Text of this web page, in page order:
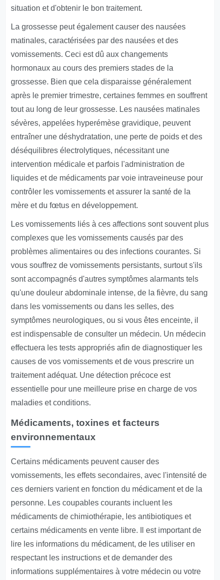
situation et d'obtenir le bon traitement.
La grossesse peut également causer des nausées
matinales, caractérisées par des nausées et des
vomissements. Ceci est dû aux changements
hormonaux au cours des premiers stades de la
grossesse. Bien que cela disparaisse généralement
après le premier trimestre, certaines femmes en souffrent
tout au long de leur grossesse. Les nausées matinales
sévères, appelées hyperémèse gravidique, peuvent
entraîner une déshydratation, une perte de poids et des
déséquilibres électrolytiques, nécessitant une
intervention médicale et parfois l'administration de
liquides et de médicaments par voie intraveineuse pour
contrôler les vomissements et assurer la santé de la
mère et du fœtus en développement.
Les vomissements liés à ces affections sont souvent plus
complexes que les vomissements causés par des
problèmes alimentaires ou des infections courantes. Si
vous souffrez de vomissements persistants, surtout s'ils
sont accompagnés d'autres symptômes alarmants tels
qu'une douleur abdominale intense, de la fièvre, du sang
dans les vomissements ou dans les selles, des
symptômes neurologiques, ou si vous êtes enceinte, il
est indispensable de consulter un médecin. Un médecin
effectuera les tests appropriés afin de diagnostiquer les
causes de vos vomissements et de vous prescrire un
traitement adéquat. Une détection précoce est
essentielle pour une meilleure prise en charge de vos
maladies et conditions.
Médicaments, toxines et facteurs
environnementaux
Certains médicaments peuvent causer des
vomissements, les effets secondaires, avec l'intensité de
ces derniers varient en fonction du médicament et de la
personne. Les coupables courants incluent les
médicaments de chimiothérapie, les antibiotiques et
certains médicaments en vente libre. Il est important de
lire les informations du médicament, de les utiliser en
respectant les instructions et de demander des
informations supplémentaires à votre médecin ou votre